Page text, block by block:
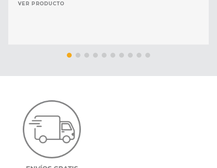
VER PRODUCTO